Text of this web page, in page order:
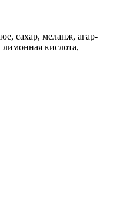
сахар, меланж, агар-
кислота,